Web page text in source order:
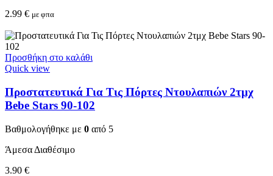
2.99 € με φπα
Προσθήκη στο καλάθι
Quick view
Προστατευτικά Για Τις Πόρτες Ντουλαπιών 2τμχ
Bebe Stars 90-102
Βαθμολογήθηκε με 0 από 5
Άμεσα Διαθέσιμο
3.90 €